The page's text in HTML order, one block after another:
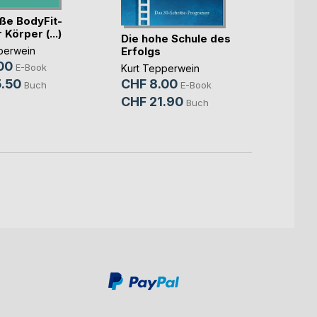
BodyFit-
Körper (...)
E-Book
Buch
Die hohe Schule des
Erfolgs
Kurt Tepperwein
CHF 8.00 E-Book
CHF 21.90 Buch